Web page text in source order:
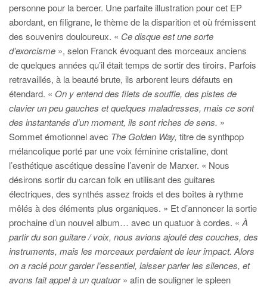
personne pour la bercer. Une parfaite illustration pour cet EP
abordant, en filigrane, le thème de la disparition et où frémissent
des souvenirs douloureux. « Ce disque est une sorte
d’exorcisme », selon Franck évoquant des morceaux anciens
de quelques années qu’il était temps de sortir des tiroirs. Parfois
retravaillés, à la beauté brute, ils arborent leurs défauts en
étendard. « On y entend des filets de souffle, des pistes de
clavier un peu gauches et quelques maladresses, mais ce sont
des instantanés d’un moment, ils sont riches de sens. »
Sommet émotionnel avec The Golden Way, titre de synthpop
mélancolique porté par une voix féminine cristalline, dont
l’esthétique ascétique dessine l’avenir de Marxer. « Nous
désirons sortir du carcan folk en utilisant des guitares
électriques, des synthés assez froids et des boîtes à rythme
mêlés à des éléments plus organiques. » Et d’annoncer la sortie
prochaine d’un nouvel album… avec un quatuor à cordes. « À
partir du son guitare / voix, nous avions ajouté des couches, des
instruments, mais les morceaux perdaient de leur impact. Alors
on a raclé pour garder l’essentiel, laisser parler les silences, et
avons fait appel à un quatuor» afin de souligner le spleen